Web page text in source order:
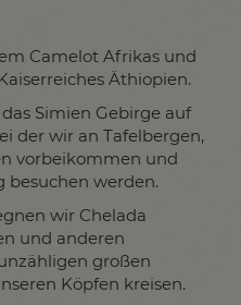
Camelot Afrikas und
Äthiopien.
Simien Gebirge auf
der wir an Tafelbergen,
vorbeikommen und
besuchen werden.
wir Chelada
und anderen
großen
Köpfen kreisen.